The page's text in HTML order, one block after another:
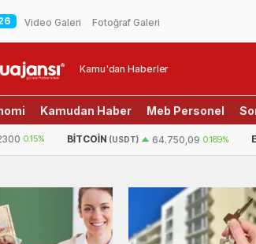
Video Galeri Fotoğraf Galeri
Kamu'dan Haberler
Kamudan Haber Meb Personel
0.15% BITCOIN (USDT) 64.750,09 0.189%